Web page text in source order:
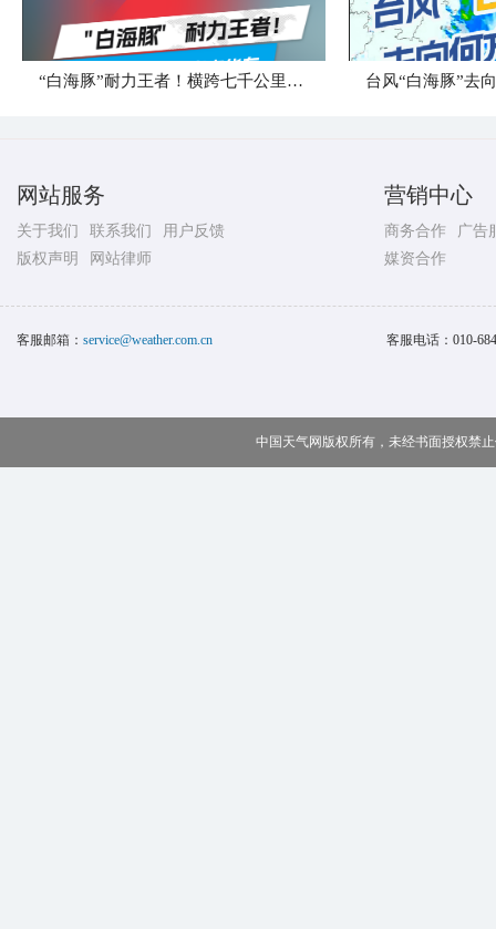
“白海豚”耐力王者！横跨七千公里直奔华东 台风“白海豚”去
网站服务
关于我们 联系我们
用户反馈
版权声明
网站律师
营销中心
商务合作
广告
媒资合作
客服邮箱： service@weather.com.cn 客服电话： 010-
中国天气网版权所有，未经书面授权